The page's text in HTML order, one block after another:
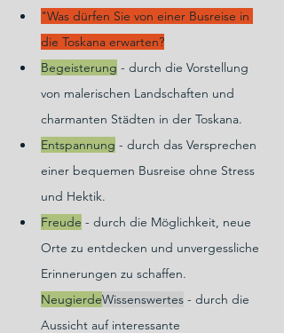
"Was dürfen Sie von einer Busreise in
die Toskana erwarten?
Begeisterung - durch die Vorstellung
von malerischen Landschaften und
charmanten Städten in der Toskana.
Entspannung - durch das Versprechen
einer bequemen Busreise ohne Stress
und Hektik.
Freude - durch die Möglichkeit, neue
Orte zu entdecken und unvergessliche
Erinnerungen zu schaffen.
NeugierdeWissenswertes - durch die
Aussicht auf interessante